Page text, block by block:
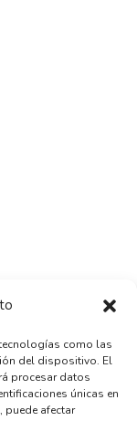
como las
del dispositivo. El
procesar datos
únicas en
puede afectar